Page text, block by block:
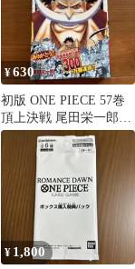
¥630
初版 ONE PIECE 57巻
頂上決戦 尾田栄一郎
帯付き
¥ 1,800